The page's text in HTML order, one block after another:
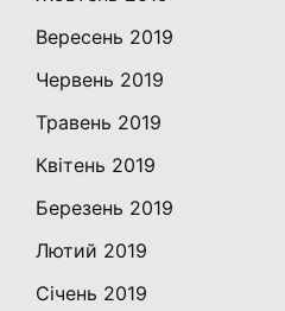
Вересень 2019
Червень 2019
Травень 2019
Квітень 2019
Березень 2019
Лютий 2019
Січень 2019